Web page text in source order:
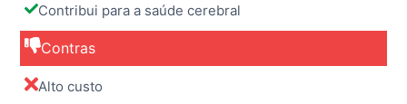
Contribui para a saúde cerebral
Contras
Alto custo